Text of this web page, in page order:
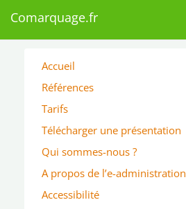
Comarquage.fr
Accueil
Références
Tarifs
Télécharger une présentation
Qui sommes-nous ?
A propos de l’e-administration
Accessibilité